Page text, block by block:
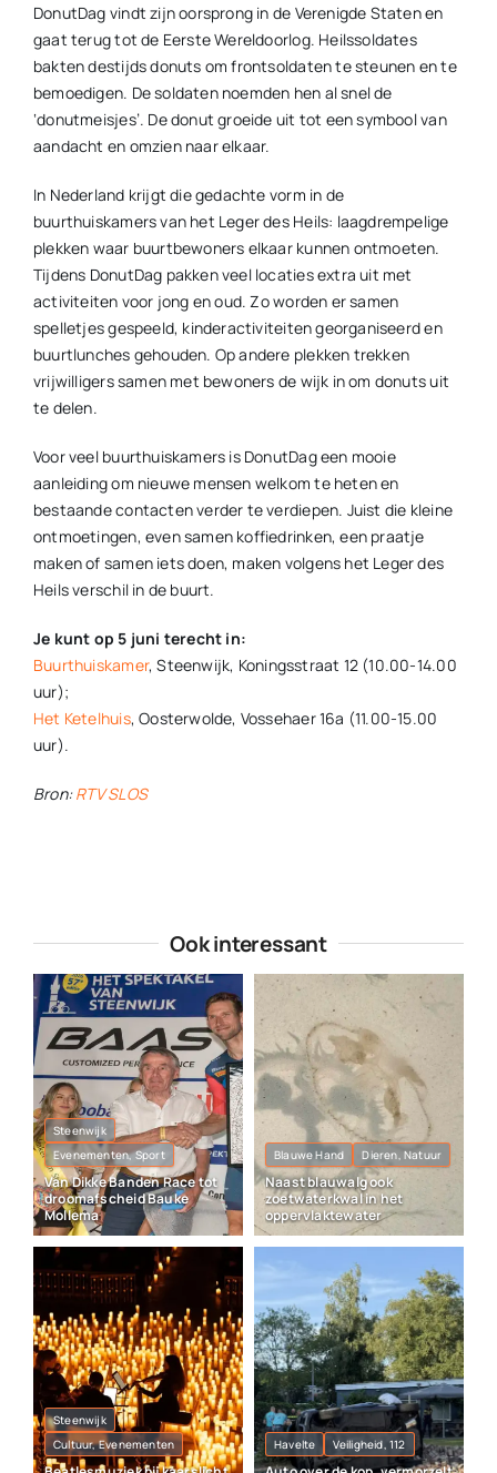
DonutDag vindt zijn oorsprong in de Verenigde Staten en
gaat terug tot de Eerste Wereldoorlog. Heilssoldates
bakten destijds donuts om frontsoldaten te steunen en te
bemoedigen. De soldaten noemden hen al snel de
‘donutmeisjes’. De donut groeide uit tot een symbool van
aandacht en omzien naar elkaar.
In Nederland krijgt die gedachte vorm in de
buurthuiskamers van het Leger des Heils: laagdrempelige
plekken waar buurtbewoners elkaar kunnen ontmoeten.
Tijdens DonutDag pakken veel locaties extra uit met
activiteiten voor jong en oud. Zo worden er samen
spelletjes gespeeld, kinderactiviteiten georganiseerd en
buurtlunches gehouden. Op andere plekken trekken
vrijwilligers samen met bewoners de wijk in om donuts uit
te delen.
Voor veel buurthuiskamers is DonutDag een mooie
aanleiding om nieuwe mensen welkom te heten en
bestaande contacten verder te verdiepen. Juist die kleine
ontmoetingen, even samen koffiedrinken, een praatje
maken of samen iets doen, maken volgens het Leger des
Heils verschil in de buurt.
Je kunt op 5 juni terecht in:
Buurthuiskamer, Steenwijk, Koningsstraat 12 (10.00-14.00
uur);
Het Ketelhuis, Oosterwolde, Vossehaer 16a (11.00-15.00
uur).
Bron:RTV SLOS
Ook interessant
Steenwijk
Evenementen, Sport
Van Dikke Banden Race tot
droomafscheid Bauke
Mollema
Blauwe Hand Dieren, Natuur
Naast blauwalg ook
zoetwaterkwal in het
oppervlaktewater
Steenwijk
Cultuur, Evenementen
Havelte Veiligheid, 112